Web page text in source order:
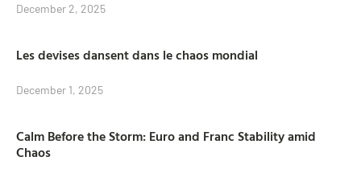
December 2, 2025
Les devises dansent dans le chaos mondial
December 1, 2025
Calm Before the Storm: Euro and Franc Stability amid
Chaos